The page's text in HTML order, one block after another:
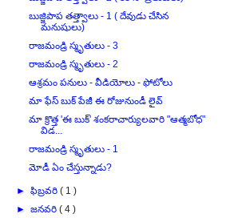
మనుషులు)
రాజమండ్రి స్మృతులు - 3
రాజమండ్రి స్మృతులు - 2
ఆశ్రమం పనులు - వీడియోలు - ఫోటోలు
మా ఫేస్ బుక్ పేజీ ఈ రోజునుండీ లైవ్
మా క్రొత్త 'ఈ బుక్' శంకరాచార్యులవారి "ఆత్మబోధ"
విడ...
రాజమండ్రి స్మృతులు - 1
మోడీ ఏం చేస్తున్నాడు?
( 1 )
►జనవరి ( 4 )